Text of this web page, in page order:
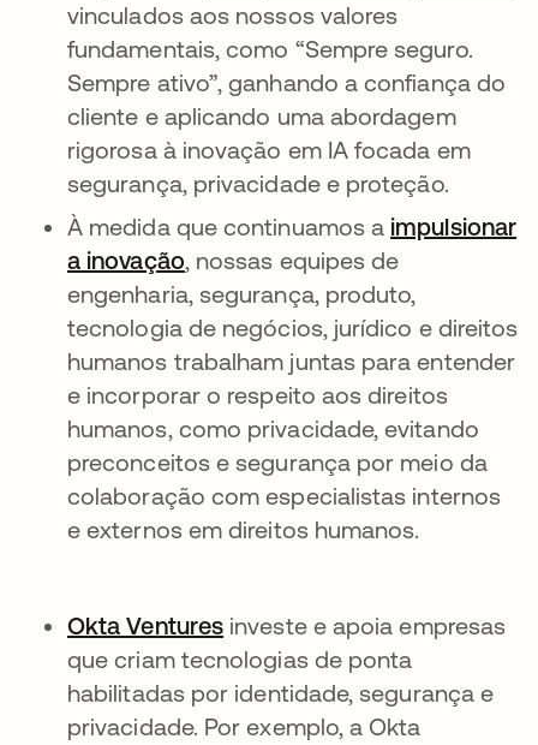
vinculados aos nossos valores
fundamentais, como “Sempre seguro.
Sempre ativo”, ganhando a confiança do
cliente e aplicando uma abordagem
rigorosa à inovação em IA focada em
segurança, privacidade e proteção.
À medida que continuamos a impulsionar
a inovaçãoabre em uma nova guia
, nossas equipes de
engenharia, segurança, produto,
tecnologia de negócios, jurídico e direitos
humanos trabalham juntas para entender
e incorporar o respeito aos direitos
humanos, como privacidade, evitando
preconceitos e segurança por meio da
colaboração com especialistas internos
e externos em direitos humanos.
Okta Ventures abre em uma nova guia
investe e apoia empresas
que criam tecnologias de ponta
habilitadas por identidade, segurança e
privacidade. Por exemplo, a Okta